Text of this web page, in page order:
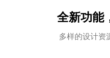
全新功能
多样的设计资